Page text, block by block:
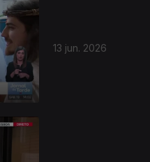
13 jun. 2026